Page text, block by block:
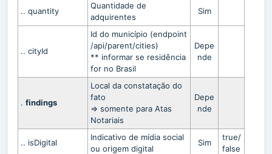
.. quantity
Quantidade de
adquirentes
Sim
.. cityId
Id do município (endpoint
/api/parent/cities)
** informar se residência
for no Brasil
Depe
nde
. findings
Local da constatação do
fato
=> somente para Atas
Notariais
Depe
nde
.. isDigital
Indicativo de mídia social
ou origem digital
Sim
true/
false